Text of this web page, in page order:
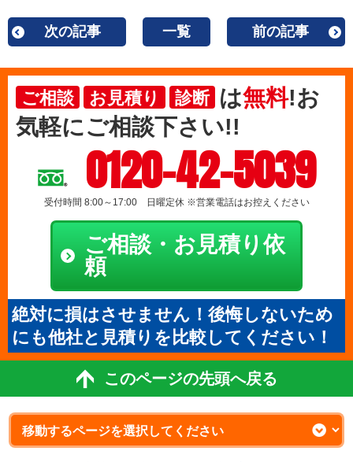
次の記事 一覧 前の記事
ご相談 お見積り 診断 は無料!お
気軽にご相談下さい!!
0120-42-5039
受付時間 8:00～17:00 日曜定休 ※営業電話はお控えください
ご相談・お見積り依
頼
絶対に損はさせません！後悔しないため
にも他社と見積りを比較してください！
このページの先頭へ戻る